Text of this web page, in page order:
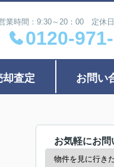
業時間：9:30～20：00 定休
0120-
却査定 お問い
お気軽にお